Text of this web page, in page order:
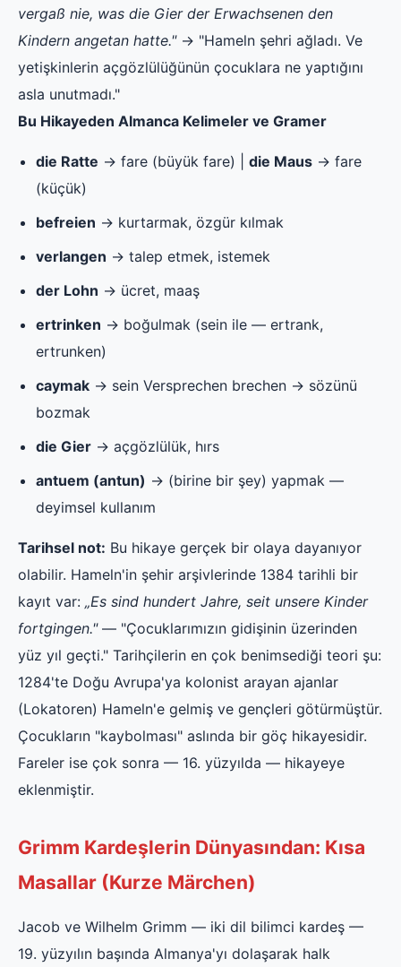
vergaß nie, was die Gier der Erwachsenen den
Kindern angetan hatte."→ "Hameln şehri ağladı. Ve
yetişkinlerin açgözlülüğünün çocuklara ne yaptığını
asla unutmadı."
Bu Hikayeden Almanca Kelimeler ve Gramer
die Ratte → fare (büyük fare) | die Maus → fare
(küçük)
befreien → kurtarmak, özgür kılmak
verlangen → talep etmek, istemek
der Lohn → ücret, maaş
ertrinken → boğulmak (sein ile — ertrank,
ertrunken)
caymak → sein Versprechen brechen → sözünü
bozmak
die Gier → açgözlülük, hırs
antuem (antun) → (birine bir şey) yapmak —
deyimsel kullanım
Tarihsel not: Bu hikaye gerçek bir olaya dayanıyor
olabilir. Hameln'in şehir arşivlerinde 1384 tarihli bir
kayıt var: „Es sind hundert Jahre, seit unsere Kinder
fortgingen."— "Çocuklarımızın gidişinin üzerinden
yüz yıl geçti." Tarihçilerin en çok benimsediği teori şu:
1284'te Doğu Avrupa'ya kolonist arayan ajanlar
(Lokatoren) Hameln'e gelmiş ve gençleri götürmüştür.
Çocukların "kaybolması" aslında bir göç hikayesidir.
Fareler ise çok sonra — 16. yüzyılda — hikayeye
eklenmiştir.
Grimm Kardeşlerin Dünyasından: Kısa
Masallar (Kurze Märchen)
Jacob ve Wilhelm Grimm — iki dil bilimci kardeş —
19. yüzyılın başında Almanya'yı dolaşarak halk